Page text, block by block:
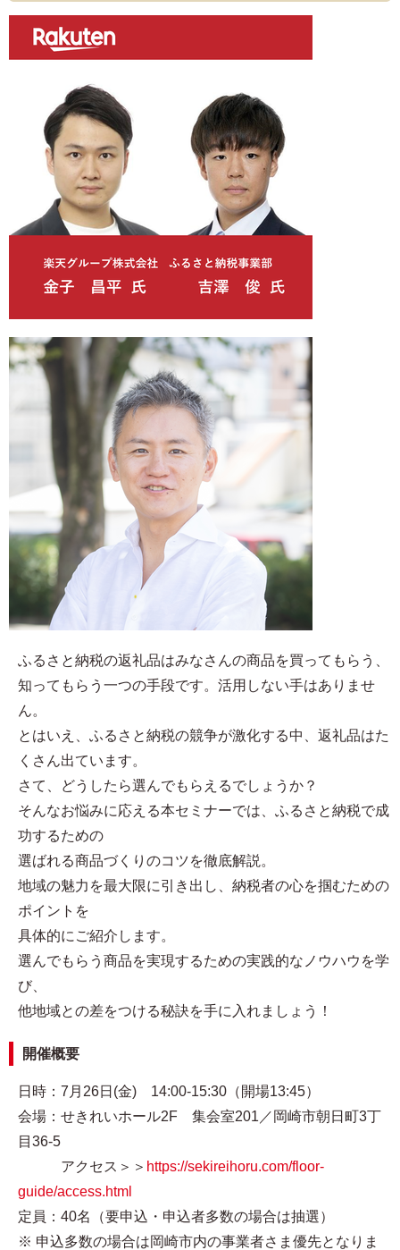
ふるさと納税の返礼品はみなさんの商品を買ってもらう、
知ってもらう一つの手段です。活用しない手はありませ
ん。
とはいえ、ふるさと納税の競争が激化する中、返礼品はた
くさん出ています。
さて、どうしたら選んでもらえるでしょうか？
そんなお悩みに応える本セミナーでは、ふるさと納税で成
功するための
選ばれる商品づくりのコツを徹底解説。
地域の魅力を最大限に引き出し、納税者の心を掴むための
ポイントを
具体的にご紹介します。
選んでもらう商品を実現するための実践的なノウハウを学
び、
他地域との差をつける秘訣を手に入れましょう！
開催概要
日時：7月26日(金) 14:00-15:30（開場13:45）
会場：せきれいホール2F 集会室201／岡崎市朝日町3丁
目36-5
アクセス＞＞ https://sekireihoru.com/floor-
guide/access.html
定員：40名（要申込・申込者多数の場合は抽選）
※ 申込多数の場合は岡崎市内の事業者さま優先となりま